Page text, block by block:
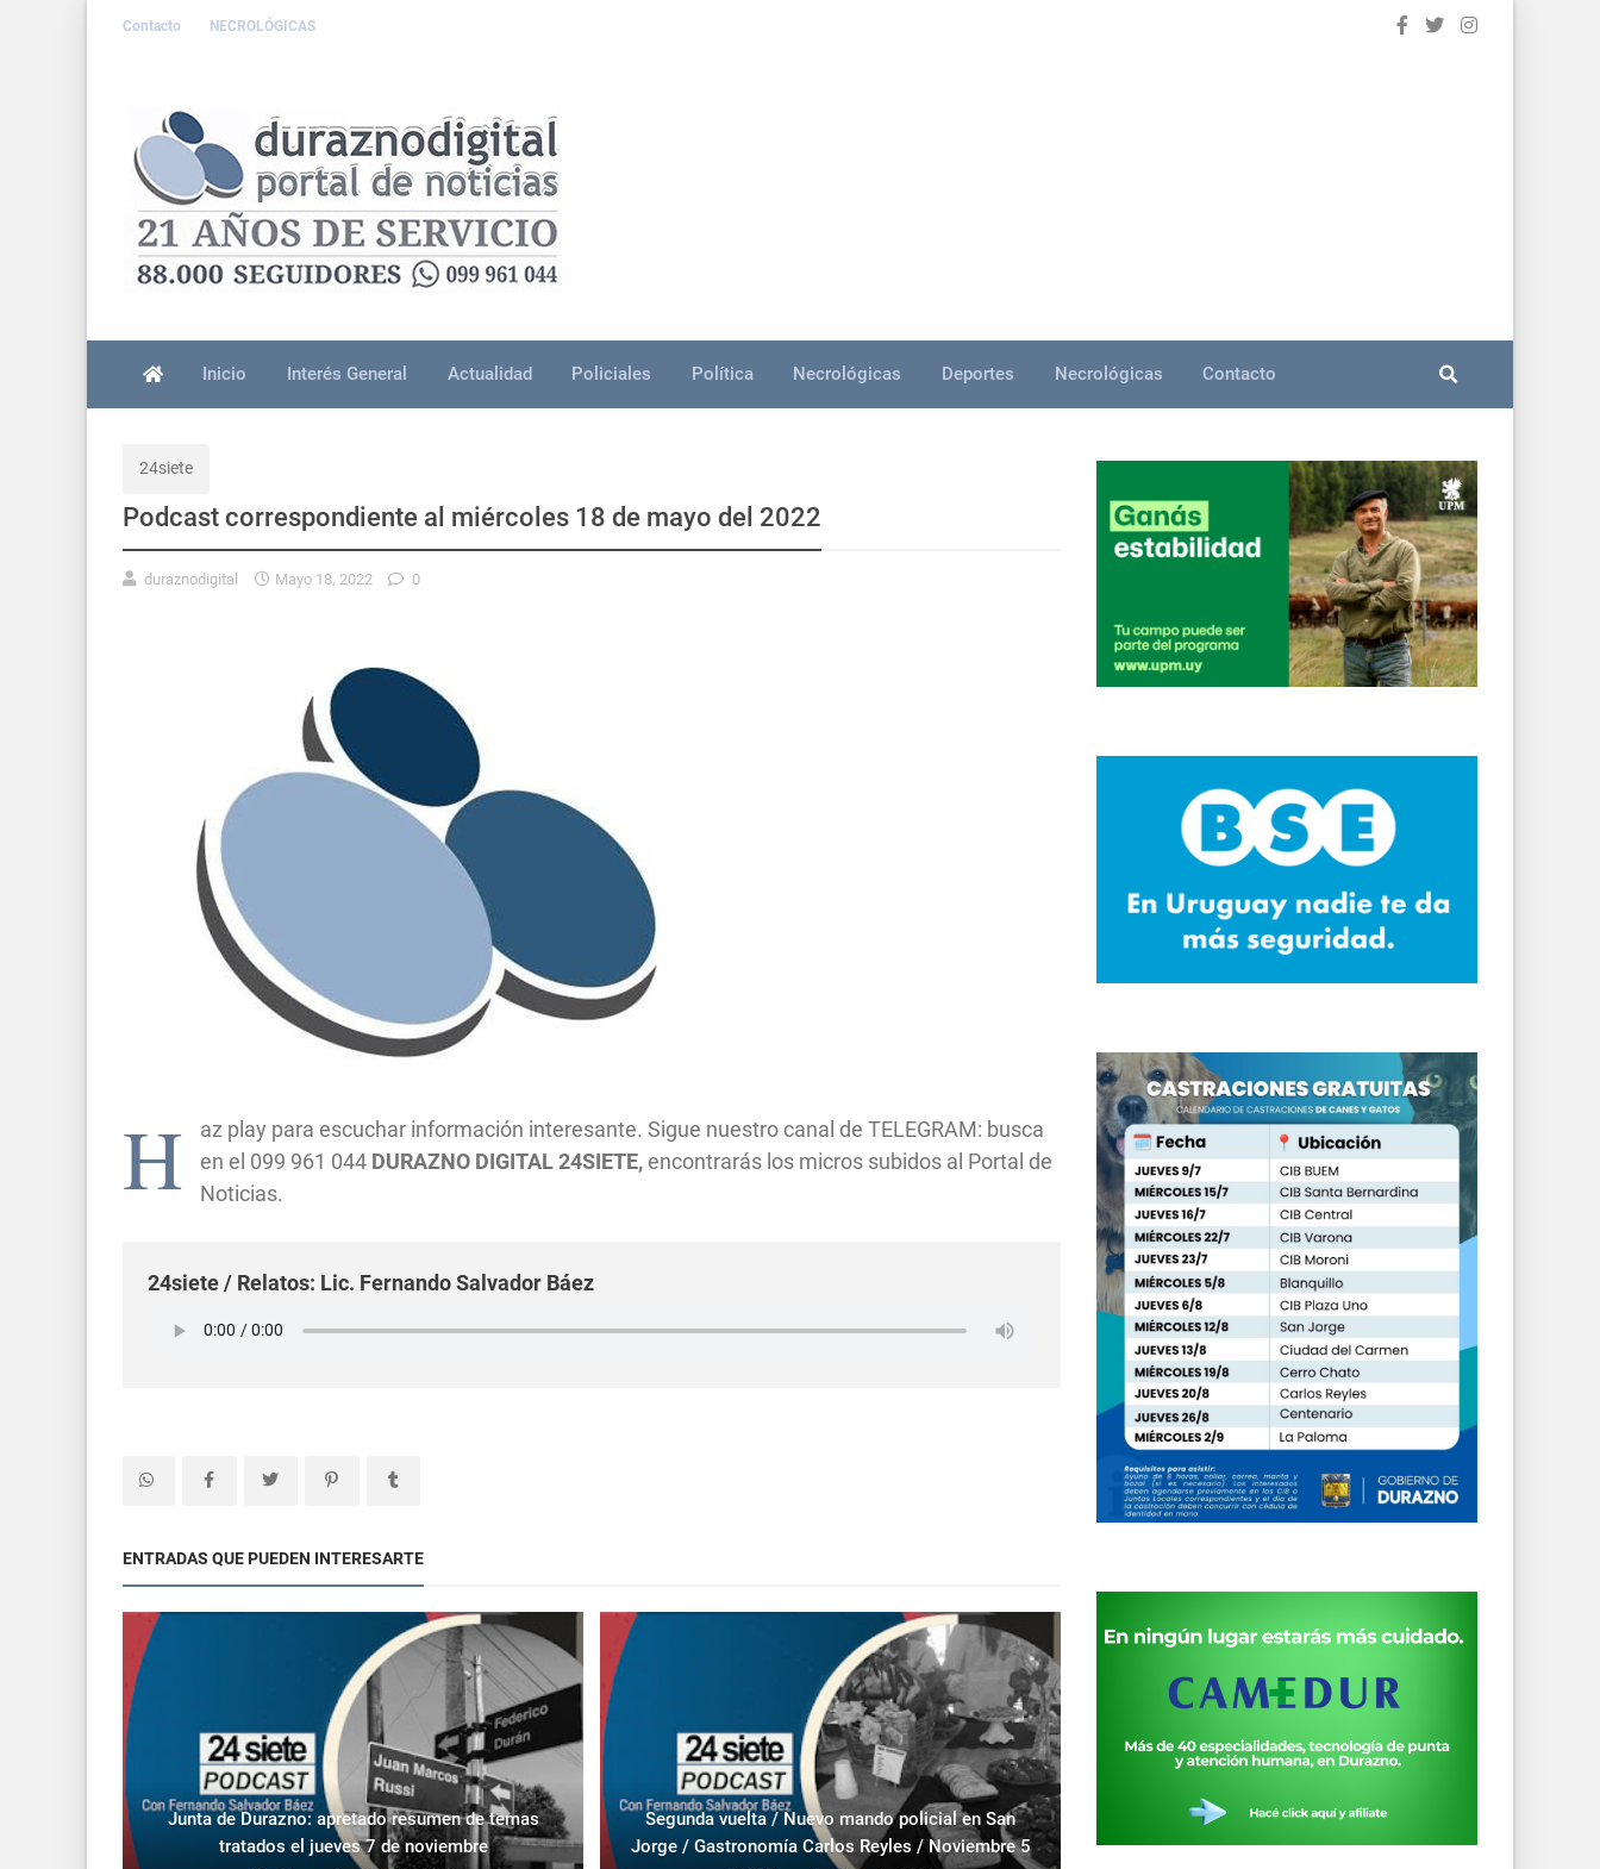
Contacto NECROLÓGICAS
Inicio Interés General Actualidad Policiales Política Necrológicas Deportes Necrológicas Contacto
24siete
Podcast correspondiente al miércoles 18 de mayo del 2022
duraznodigital Mayo 18, 2022 0
H
az play para escuchar información interesante. Sigue nuestro canal de TELEGRAM: busca
en el 099 961 044 DURAZNO DIGITAL 24SIETE, encontrarás los micros subidos al Portal de
Noticias.
24siete / Relatos: Lic. Fernando Salvador Báez
ENTRADAS QUE PUEDEN INTERESARTE
Junta de Durazno: apretado resumen de temas
tratados el jueves 7 de noviembre
Segunda vuelta / Nuevo mando policial en San
Jorge / Gastronomía Carlos Reyles / Noviembre 5